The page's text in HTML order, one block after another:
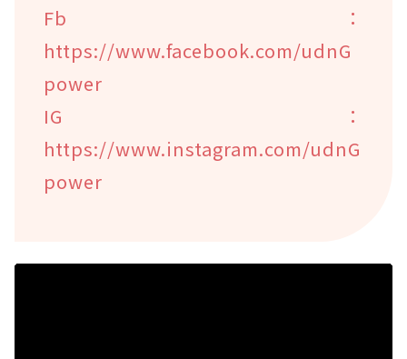
Fb：
https://www.facebook.com/udnG
power
IG：
https://www.instagram.com/udnG
power